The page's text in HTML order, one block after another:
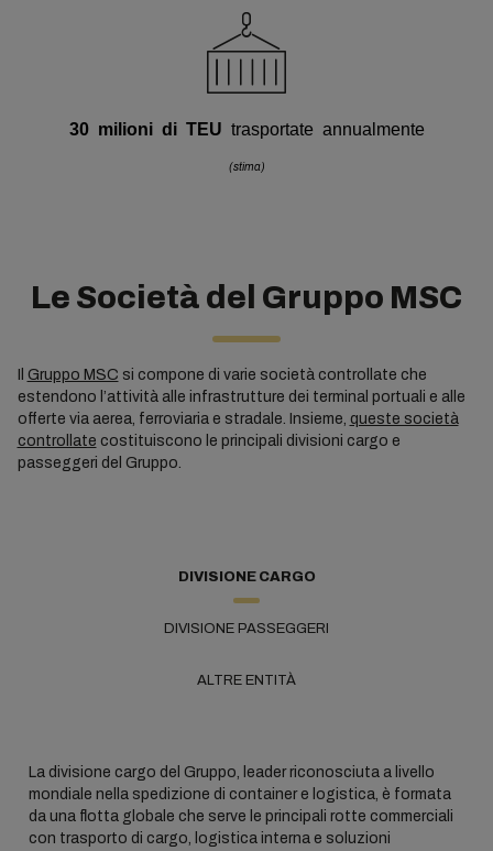
30 milioni di TEU trasportate annualmente
(stima)
Le Società del Gruppo MSC
Gruppo MSC si compone di varie società controllate che
estendono l’attività alle infrastrutture dei terminal portuali e alle
offerte via aerea, ferroviaria e stradale. Insieme, queste società
controllate costituiscono le principali divisioni cargo e
passeggeri del Gruppo.
DIVISIONE CARGO
DIVISIONE PASSEGGERI
ALTRE ENTITÀ
La divisione cargo del Gruppo, leader riconosciuta a livello
mondiale nella spedizione di container e logistica, è formata
da una flotta globale che serve le principali rotte commerciali
con trasporto di cargo, logistica interna e soluzioni